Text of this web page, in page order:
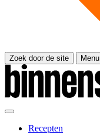
Zoek door de site Menu
Recepten